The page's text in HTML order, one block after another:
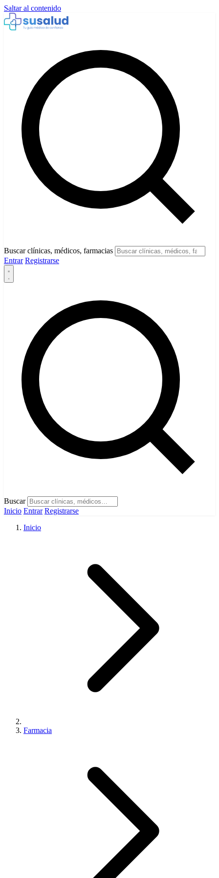
Saltar al contenido
Buscar clínicas, médicos, farmacias
Entrar Registrarse
Buscar
Inicio Entrar Registrarse
Inicio
Farmacia